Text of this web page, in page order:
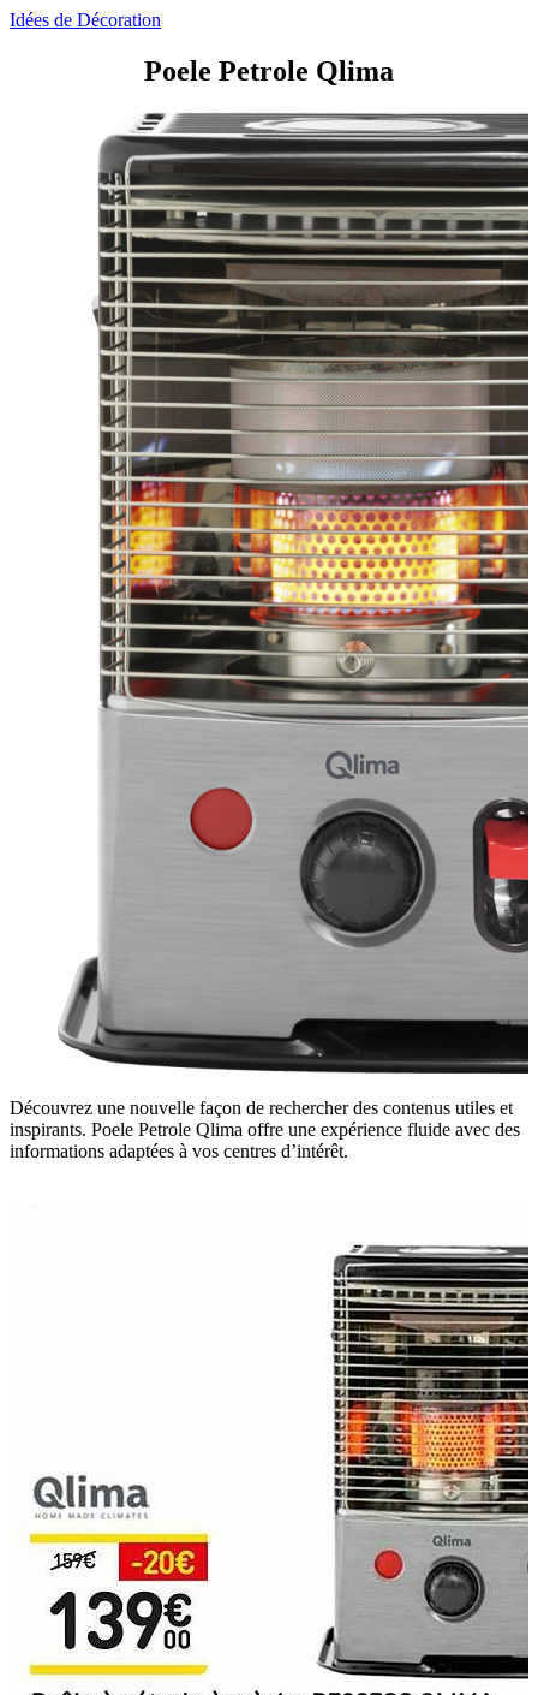
Idées de Décoration
Poele Petrole Qlima
Découvrez une nouvelle façon de rechercher des contenus utiles et
inspirants. Poele Petrole Qlima offre une expérience fluide avec des
informations adaptées à vos centres d’intérêt.